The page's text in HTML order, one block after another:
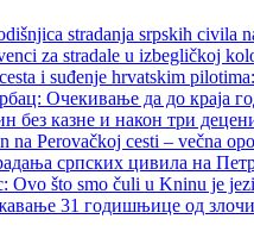
stradanja srpskih
za stradale u izbegličkoj
i suđenje hrvatskim
Очекивање да до краја
казне и након три
Perovačkoj cesti – večna
српских цивила на
Ovo što smo čuli u Kninu je
31 годишњице од